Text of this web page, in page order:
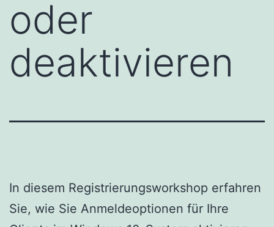
oder
deaktivieren
In diesem Registrierungsworkshop erfahren
Sie, wie Sie Anmeldeoptionen für Ihre